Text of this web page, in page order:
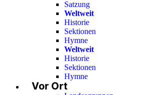
Satzung
Weltweit
Historie
Sektionen
Hymne
Weltweit
Historie
Sektionen
Hymne
Vor Ort